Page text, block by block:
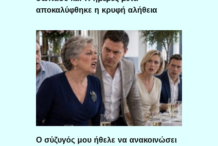
αποκαλύφθηκε η κρυφή αλήθεια
Ο σύζυγός μου ήθελε να ανακοινώσει